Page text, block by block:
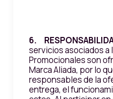
6.
servicios asociados a
Promocionales son
Marca Aliada, por lo
responsables de la
entrega, el